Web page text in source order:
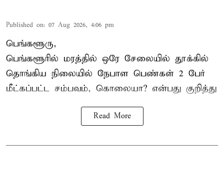
Published on: 07 Aug 2026, 4:06 pm
பெங்களூரு,
பெங்களூரில் மரத்தில் ஒரே சேலையில் தூக்கில்
தொங்கிய நிலையில் நேபாள பெண்கள் 2 பேர்
மீட்கப்பட்ட சம்பவம், கொலையா? என்பது குறித்து
Read More